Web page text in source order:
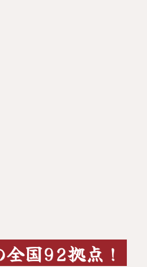
国92拠点！